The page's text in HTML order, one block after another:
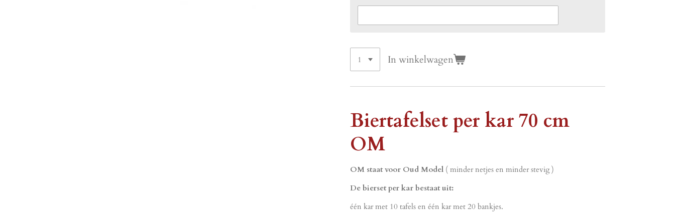
In winkelwagen
Biertafelset per kar 70 cm
OM
OM staat voor Oud Model ( minder netjes en minder stevig )
De bierset per kar bestaat uit:
één kar met 10 tafels en één kar met 20 bankjes.